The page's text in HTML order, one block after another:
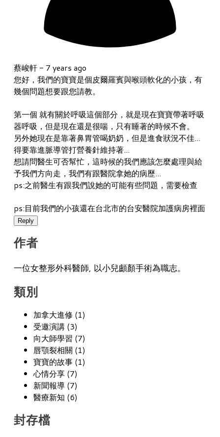
蔡峻軒 - 7 years ago
您好，我們的寶寶是個皮爾羅賓與喉頭軟化的小孩，有
幾個問題想要跟您請教。
第一個 就有關於呼吸這個部分，就是現在寶寶帶著呼吸
器呼吸，但是現在還是很喘，只有睡著的時候不會。
另外她現在是靠著鼻胃管喝奶奶，但是進食狀況不佳...
得要靠進脈導管打營養針維持著...
想請問醫生可否幫忙，這時候的我們應該怎麼處理與給
予我們方向走，我們有跟醫院拿她的病歷...
ps:之前醫生有跟我們說她的可能有些問題，需要檢查
ps:目前我們的小孩還在台北市的台安醫院加護病房裡面
Reply
作者
一位女整形外科醫師, 以小兒顱顏手術為職志。
類別
加拿大進修 (1)
受邀演講 (3)
向大師學習 (7)
唇顎裂相關 (1)
寶寶的故事 (1)
心情分享 (7)
新聞報導 (7)
醫療新知 (6)
封存檔